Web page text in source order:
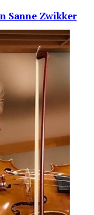
Sanne Zwikker